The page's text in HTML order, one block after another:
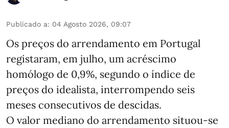
Publicado a: 04 Agosto 2026, 09:07
Os preços do arrendamento em Portugal
registaram, em julho, um acréscimo
homólogo de 0,9%, segundo o índice de
preços do idealista, interrompendo seis
meses consecutivos de descidas.
O valor mediano do arrendamento situou‑se